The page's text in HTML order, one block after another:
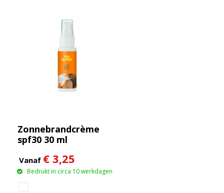
Zonnebrandcrème
spf30 30 ml
Vanaf € 3,25
Bedrukt in circa 10 werkdagen